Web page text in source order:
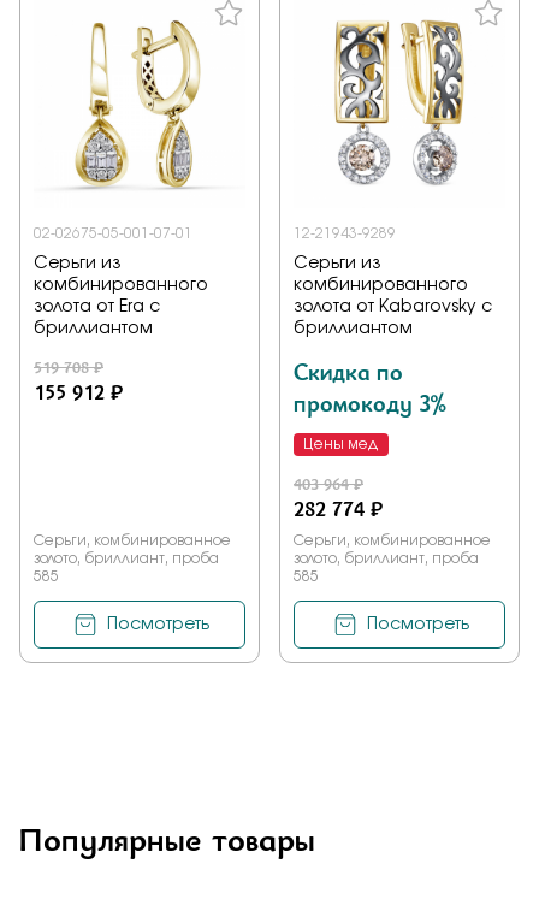
02-02675-05-001-07-01
Серьги из
комбинированного
золота от Era с
бриллиантом
519 708 ₽
155 912 ₽
Серьги, комбинированное
золото, бриллиант, проба
585
Посмотреть
12-21943-9289
Серьги из
комбинированного
золота от Kabarovsky с
бриллиантом
Скидка по
промокоду 3%
Цены мед
403 964 ₽
282 774 ₽
Серьги, комбинированное
золото, бриллиант, проба
585
Посмотреть
Популярные товары